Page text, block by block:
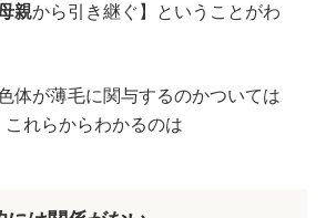
親から引き継ぐ】ということがわ
体が薄毛に関与するのかついては
れらからわかるのは